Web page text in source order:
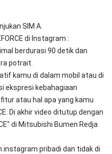
SIM A.
di Instagram :
berdurasi 90 detik dan
potrait.
kamu di dalam mobil atau di
ekspresi kebahagiaan
atau hal apa yang kamu
Di akhir video ditutup dengan
di Mitsubishi Bumen Redja
instagram pribadi dan tidak di